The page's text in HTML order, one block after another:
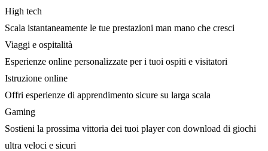
High tech
Scala istantaneamente le tue prestazioni man mano che cresci
Viaggi e ospitalità
Esperienze online personalizzate per i tuoi ospiti e visitatori
Istruzione online
Offri esperienze di apprendimento sicure su larga scala
Gaming
Sostieni la prossima vittoria dei tuoi player con download di giochi
ultra veloci e sicuri